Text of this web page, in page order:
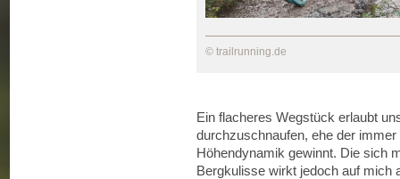
© trailrunning.de
Ein flacheres Wegstück erlaubt
durchzuschnaufen, ehe der
Höhendynamik gewinnt. Die sich
Bergkulisse wirkt jedoch auf mich